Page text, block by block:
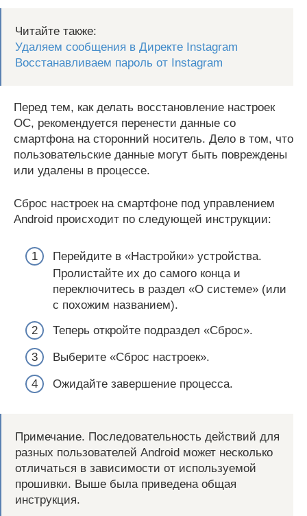
Читайте также:
Удаляем сообщения в Директе Instagram
Восстанавливаем пароль от Instagram
Перед тем, как делать восстановление настроек
ОС, рекомендуется перенести данные со
смартфона на сторонний носитель. Дело в том, что
пользовательские данные могут быть повреждены
или удалены в процессе.
Сброс настроек на смартфоне под управлением
Android происходит по следующей инструкции:
Перейдите в «Настройки» устройства.
Пролистайте их до самого конца и
переключитесь в раздел «О системе» (или
с похожим названием).
Теперь откройте подраздел «Сброс».
Выберите «Сброс настроек».
Ожидайте завершение процесса.
Примечание. Последовательность действий для
разных пользователей Android может несколько
отличаться в зависимости от используемой
прошивки. Выше была приведена общая
инструкция.